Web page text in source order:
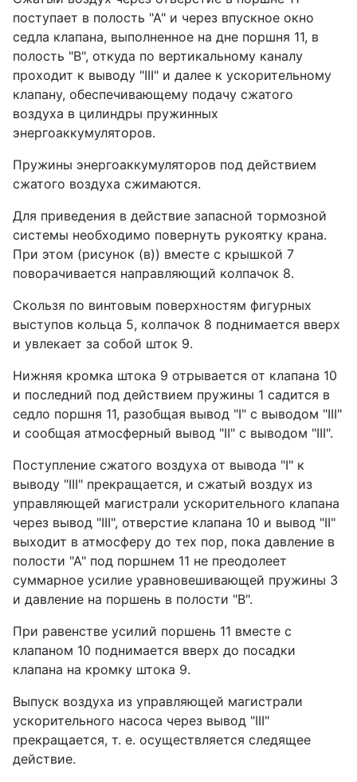
поступает в полость "А" и через впускное окно
седла клапана, выполненное на дне поршня 11, в
полость "В", откуда по вертикальному каналу
проходит к выводу "III" и далее к ускорительному
клапану, обеспечивающему подачу сжатого
воздуха в цилиндры пружинных
энергоаккумуляторов.
Пружины энергоаккумуляторов под действием
сжатого воздуха сжимаются.
Для приведения в действие запасной тормозной
системы необходимо повернуть рукоятку крана.
При этом (рисунок (в)) вместе с крышкой 7
поворачивается направляющий колпачок 8.
Скользя по винтовым поверхностям фигурных
выступов кольца 5, колпачок 8 поднимается вверх
и увлекает за собой шток 9.
Нижняя кромка штока 9 отрывается от клапана 10
и последний под действием пружины 1 садится в
седло поршня 11, разобщая вывод "I" с выводом "III"
и сообщая атмосферный вывод "II" с выводом "III".
Поступление сжатого воздуха от вывода "I" к
выводу "III" прекращается, и сжатый воздух из
управляющей магистрали ускорительного клапана
через вывод "III", отверстие клапана 10 и вывод "II"
выходит в атмосферу до тех пор, пока давление в
полости "А" под поршнем 11 не преодолеет
суммарное усилие уравновешивающей пружины 3
и давление на поршень в полости "В".
При равенстве усилий поршень 11 вместе с
клапаном 10 поднимается вверх до посадки
клапана на кромку штока 9.
Выпуск воздуха из управляющей магистрали
ускорительного насоса через вывод "III"
прекращается, т. е. осуществляется следящее
действие.